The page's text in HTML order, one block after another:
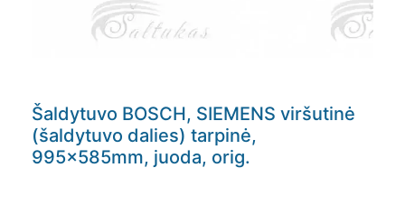
Šaldytuvo BOSCH, SIEMENS viršutinė
(šaldytuvo dalies) tarpinė,
995x585mm, juoda, orig.